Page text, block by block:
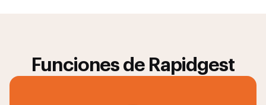
Funciones de Rapidgest